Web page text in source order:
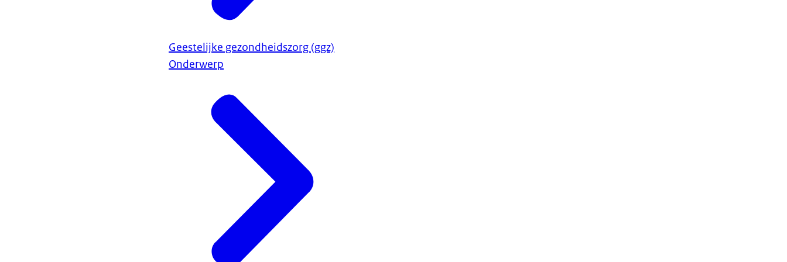
Geestelijke gezondheidszorg (ggz)
Onderwerp